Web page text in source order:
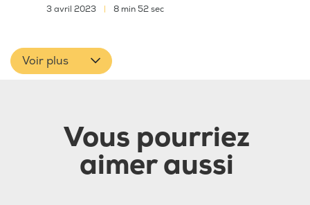
3 avril 2023 8 min 52 sec
Voir plus
Vous pourriez
aimer aussi